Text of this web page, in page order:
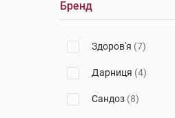
Бренд
Здоров'я (7)
Дарниця (4)
Сандоз (8)